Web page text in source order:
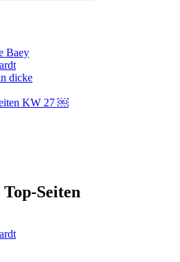
Baey
dicke
KW 27 ￼
Seiten